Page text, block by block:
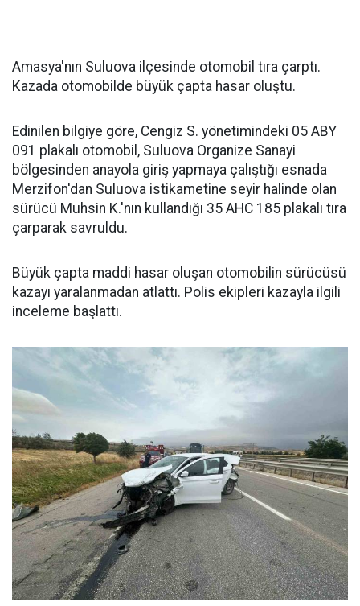
Amasya'nın Suluova ilçesinde otomobil tıra çarptı.
Kazada otomobilde büyük çapta hasar oluştu.
Edinilen bilgiye göre, Cengiz S. yönetimindeki 05 ABY
091 plakalı otomobil, Suluova Organize Sanayi
bölgesinden anayola giriş yapmaya çalıştığı esnada
Merzifon'dan Suluova istikametine seyir halinde olan
sürücü Muhsin K.'nın kullandığı 35 AHC 185 plakalı tıra
çarparak savruldu.
Büyük çapta maddi hasar oluşan otomobilin sürücüsü
kazayı yaralanmadan atlattı. Polis ekipleri kazayla ilgili
inceleme başlattı.